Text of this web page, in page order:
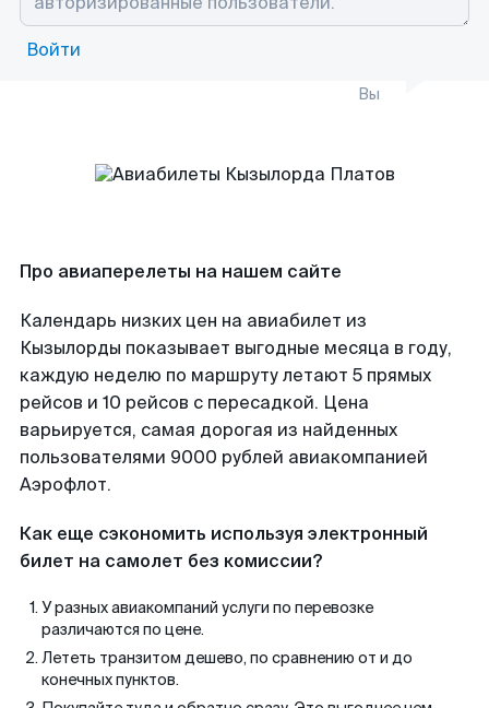
Войти
Вы
Про авиаперелеты на нашем сайте
Календарь низких цен на авиабилет из
Кызылорды показывает выгодные месяца в году,
каждую неделю по маршруту летают 5 прямых
рейсов и 10 рейсов с пересадкой. Цена
варьируется, самая дорогая из найденных
пользователями 9000 рублей авиакомпанией
Аэрофлот.
Как еще сэкономить используя электронный
билет на самолет без комиссии?
У разных авиакомпаний услуги по перевозке
различаются по цене.
Лететь транзитом дешево, по сравнению от и до
конечных пунктов.